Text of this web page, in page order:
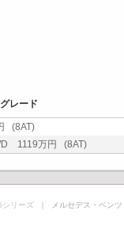
レード
(8AT)
1119万円 (8AT)
シリーズ ｜ メルセデス・ベンツ